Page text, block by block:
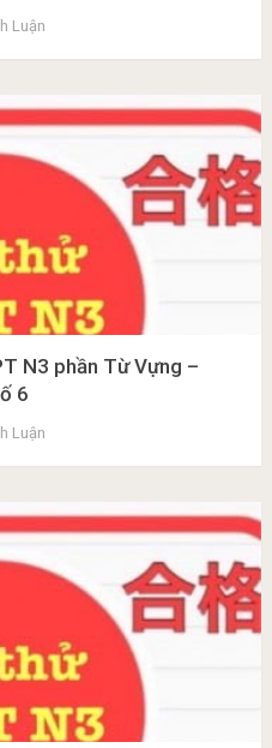
Luận
N3 phần Từ Vựng –
6
Luận